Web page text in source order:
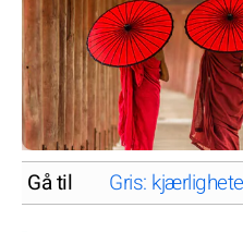
Gå til Gris: